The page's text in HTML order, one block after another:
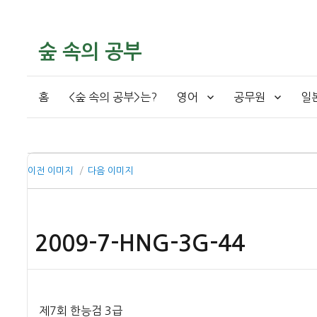
숲 속의 공부
홈 <숲 속의 공부>는? 영어 공무원 일
이전 이미지 다음 이미지
2009-7-HNG-3G-44
제7회 한능검 3급